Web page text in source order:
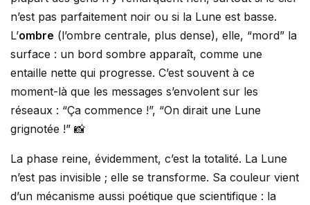
n’est pas parfaitement noir ou si la Lune est basse.
L’ombre (l’ombre centrale, plus dense), elle, “mord” la
surface : un bord sombre apparaît, comme une
entaille nette qui progresse. C’est souvent à ce
moment-là que les messages s’envolent sur les
réseaux : “Ça commence !”, “On dirait une Lune
grignotée !” 📸
La phase reine, évidemment, c’est la totalité. La Lune
n’est pas invisible ; elle se transforme. Sa couleur vient
d’un mécanisme aussi poétique que scientifique : la